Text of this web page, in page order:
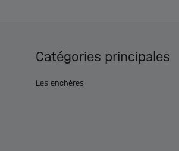
Catégories principales
Les enchères